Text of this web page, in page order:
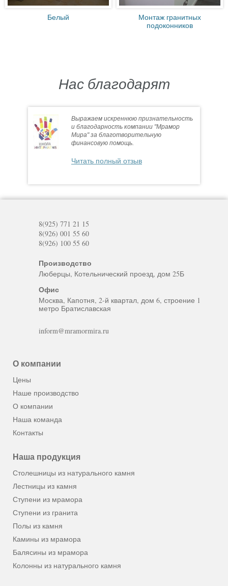
Белый
Монтаж гранитных
подоконников
Нас благодарят
Выражаем искреннюю признательность
и благодарность компании "Мрамор
Мира" за благотворительную
финансовую помощь.
Читать полный отзыв
О компании
Цены
Наше производство
О компании
Наша команда
Контакты
Наша продукция
Столешницы из натурального камня
Лестницы из камня
Ступени из мрамора
Ступени из гранита
Полы из камня
Камины из мрамора
Балясины из мрамора
Колонны из натурального камня
8(925) 771 21 15
8(926) 001 55 60
8(926) 100 55 60
Производство
Люберцы, Котельнический проезд, дом 25Б
Офис
Москва, Капотня, 2-й квартал, дом 6, строение 1
метро Братиславская
inform@mramormira.ru